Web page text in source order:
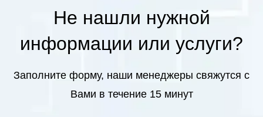
Не нашли нужной
информации или услуги?
Заполните форму, наши менеджеры свяжутся с
Вами в течение 15 минут